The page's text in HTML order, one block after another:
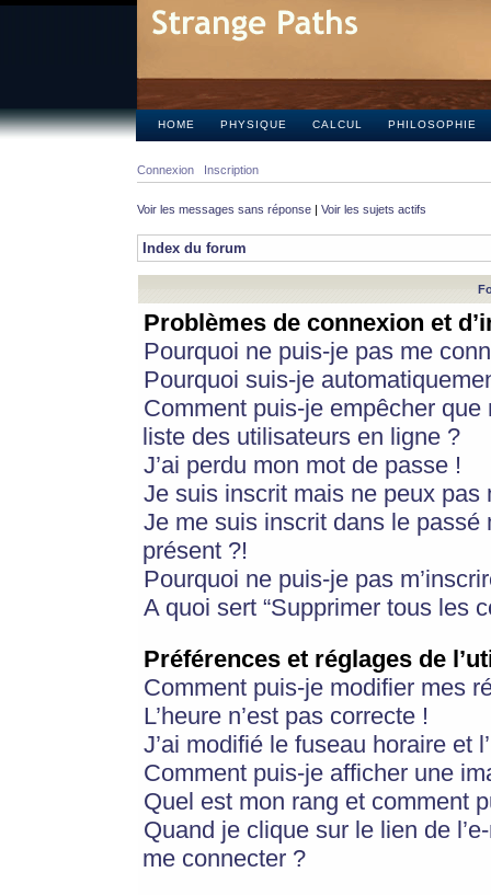
HOME PHYSIQUE CALCUL PHILOSOPHIE
Connexion Inscription
Voir les messages sans réponse | Voir les sujets actifs
Index du forum
Problèmes de connexion et
Pourquoi ne puis-je pas me
Pourquoi suis-je
Comment puis-je empêcher
liste des utilisateurs en ligne ?
J’ai perdu mon mot de passe !
Je suis inscrit mais ne peux pas
Je me suis inscrit dans le
présent ?!
Pourquoi ne puis-je pas
A quoi sert “Supprimer tous les
Préférences et réglages de
Comment puis-je modifier mes
L’heure n’est pas correcte !
J’ai modifié le fuseau horaire et
Comment puis-je afficher une
Quel est mon rang et comment
Quand je clique sur le lien de
me connecter ?